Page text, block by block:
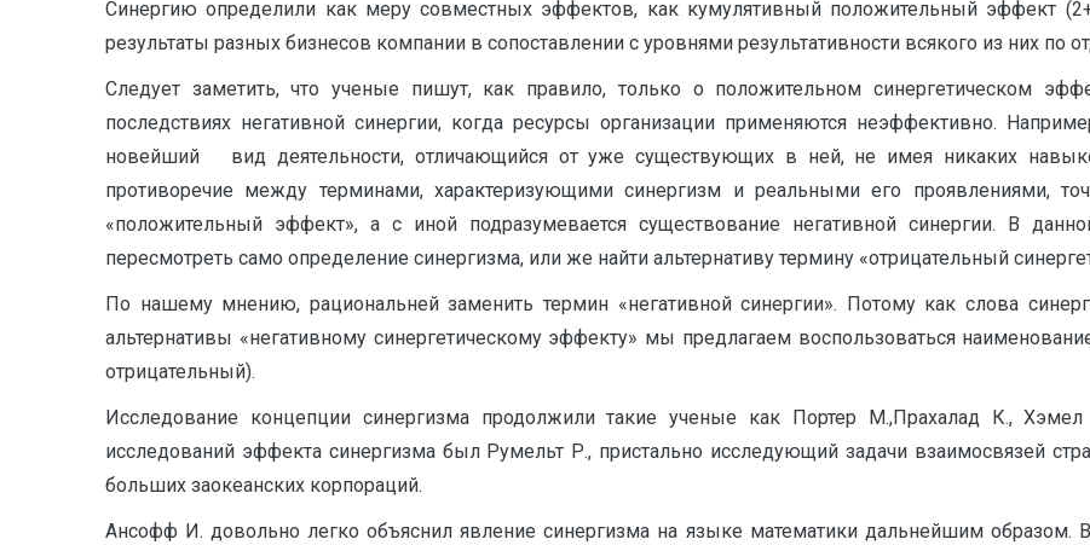
Синергию определили как меру совместных эффектов, как кумулятивный положительный эффект
результаты разных бизнесов компании в сопоставлении с уровнями результативности всякого из них по
Следует заметить, что ученые пишут, как правило, только о положительном синергетическом
последствиях негативной синергии, когда ресурсы организации применяются неэффективно.
новейший вид деятельности, отличающийся от уже существующих в ней, не имея никаких
противоречие между терминами, характеризующими синергизм и реальными его проявлениями,
«положительный эффект», а с иной подразумевается существование негативной синергии. В
пересмотреть само определение синергизма, или же найти альтернативу термину «отрицательный
По нашему мнению, рациональней заменить термин «негативной синергии». Потому как слова
альтернативы «негативному синергетическому эффекту» мы предлагаем воспользоваться
отрицательный).
Исследование концепции синергизма продолжили такие ученые как Портер М.,Прахалад К.,
исследований эффекта синергизма был Румельт Р., пристально исследующий задачи взаимосвязей
больших заокеанских корпораций.
Ансофф И. довольно легко объяснил явление синергизма на языке математики дальнейшим образом.